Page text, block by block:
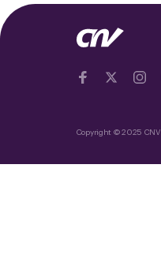
Copyright © 2025 CNV